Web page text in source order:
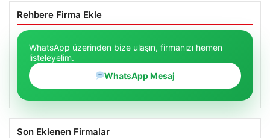
Rehbere Firma Ekle
WhatsApp üzerinden bize ulaşın, firmanızı hemen
listeleyelim.
WhatsApp Mesaj
Son Eklenen Firmalar